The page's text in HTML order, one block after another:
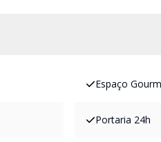
Espaço
Portaria 24h